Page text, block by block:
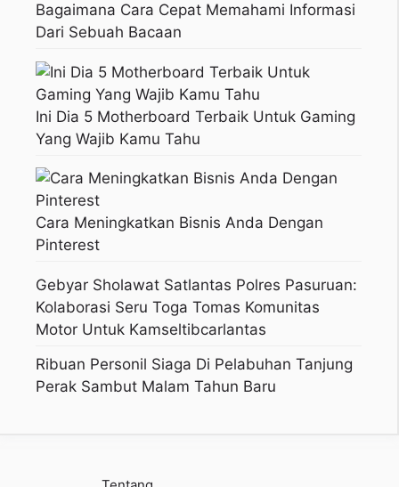
Bagaimana Cara Cepat Memahami Informasi
Dari Sebuah Bacaan
Ini Dia 5 Motherboard Terbaik Untuk Gaming
Yang Wajib Kamu Tahu
Cara Meningkatkan Bisnis Anda Dengan
Pinterest
Gebyar Sholawat Satlantas Polres Pasuruan:
Kolaborasi Seru Toga Tomas Komunitas
Motor Untuk Kamseltibcarlantas
Ribuan Personil Siaga Di Pelabuhan Tanjung
Perak Sambut Malam Tahun Baru